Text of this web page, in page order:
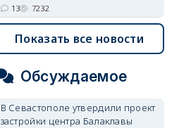
13 7232
Показать все новости
Обсуждаемое
В Севастополе утвердили проект
застройки центра Балаклавы